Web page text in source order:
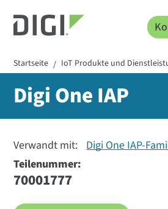
Startseite / IoT Produkte und
Digi One IAP
Verwandt mit: Digi One IAP-
Teilenummer:
70001777